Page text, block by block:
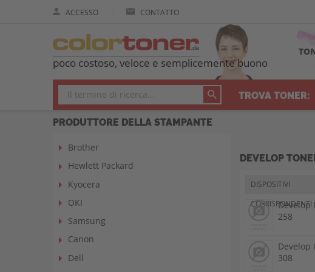
ACCESSO CONTATTO
poco costoso, veloce e semplicemente buono
TROVA TONER:
PRODUTTORE DELLA STAMPANTE
Brother
Hewlett Packard
Kyocera
OKI
Samsung
Canon
Dell
DEVELOP
DISPOSITIVI
CORRISPONDENTI
Develop
258
Develop
308